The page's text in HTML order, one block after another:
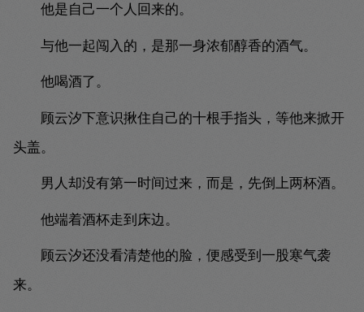
他是自己一个人回来的。
与他一起闯入的，是那一身浓郁醇香的酒气。
他喝酒了。
顾云汐下意识揪住自己的十根手指头，等他来掀开
头盖。
男人却没有第一时间过来，而是，先倒上两杯酒。
他端着酒杯走到床边。
顾云汐还没看清楚他的脸，便感受到一股寒气袭
来。